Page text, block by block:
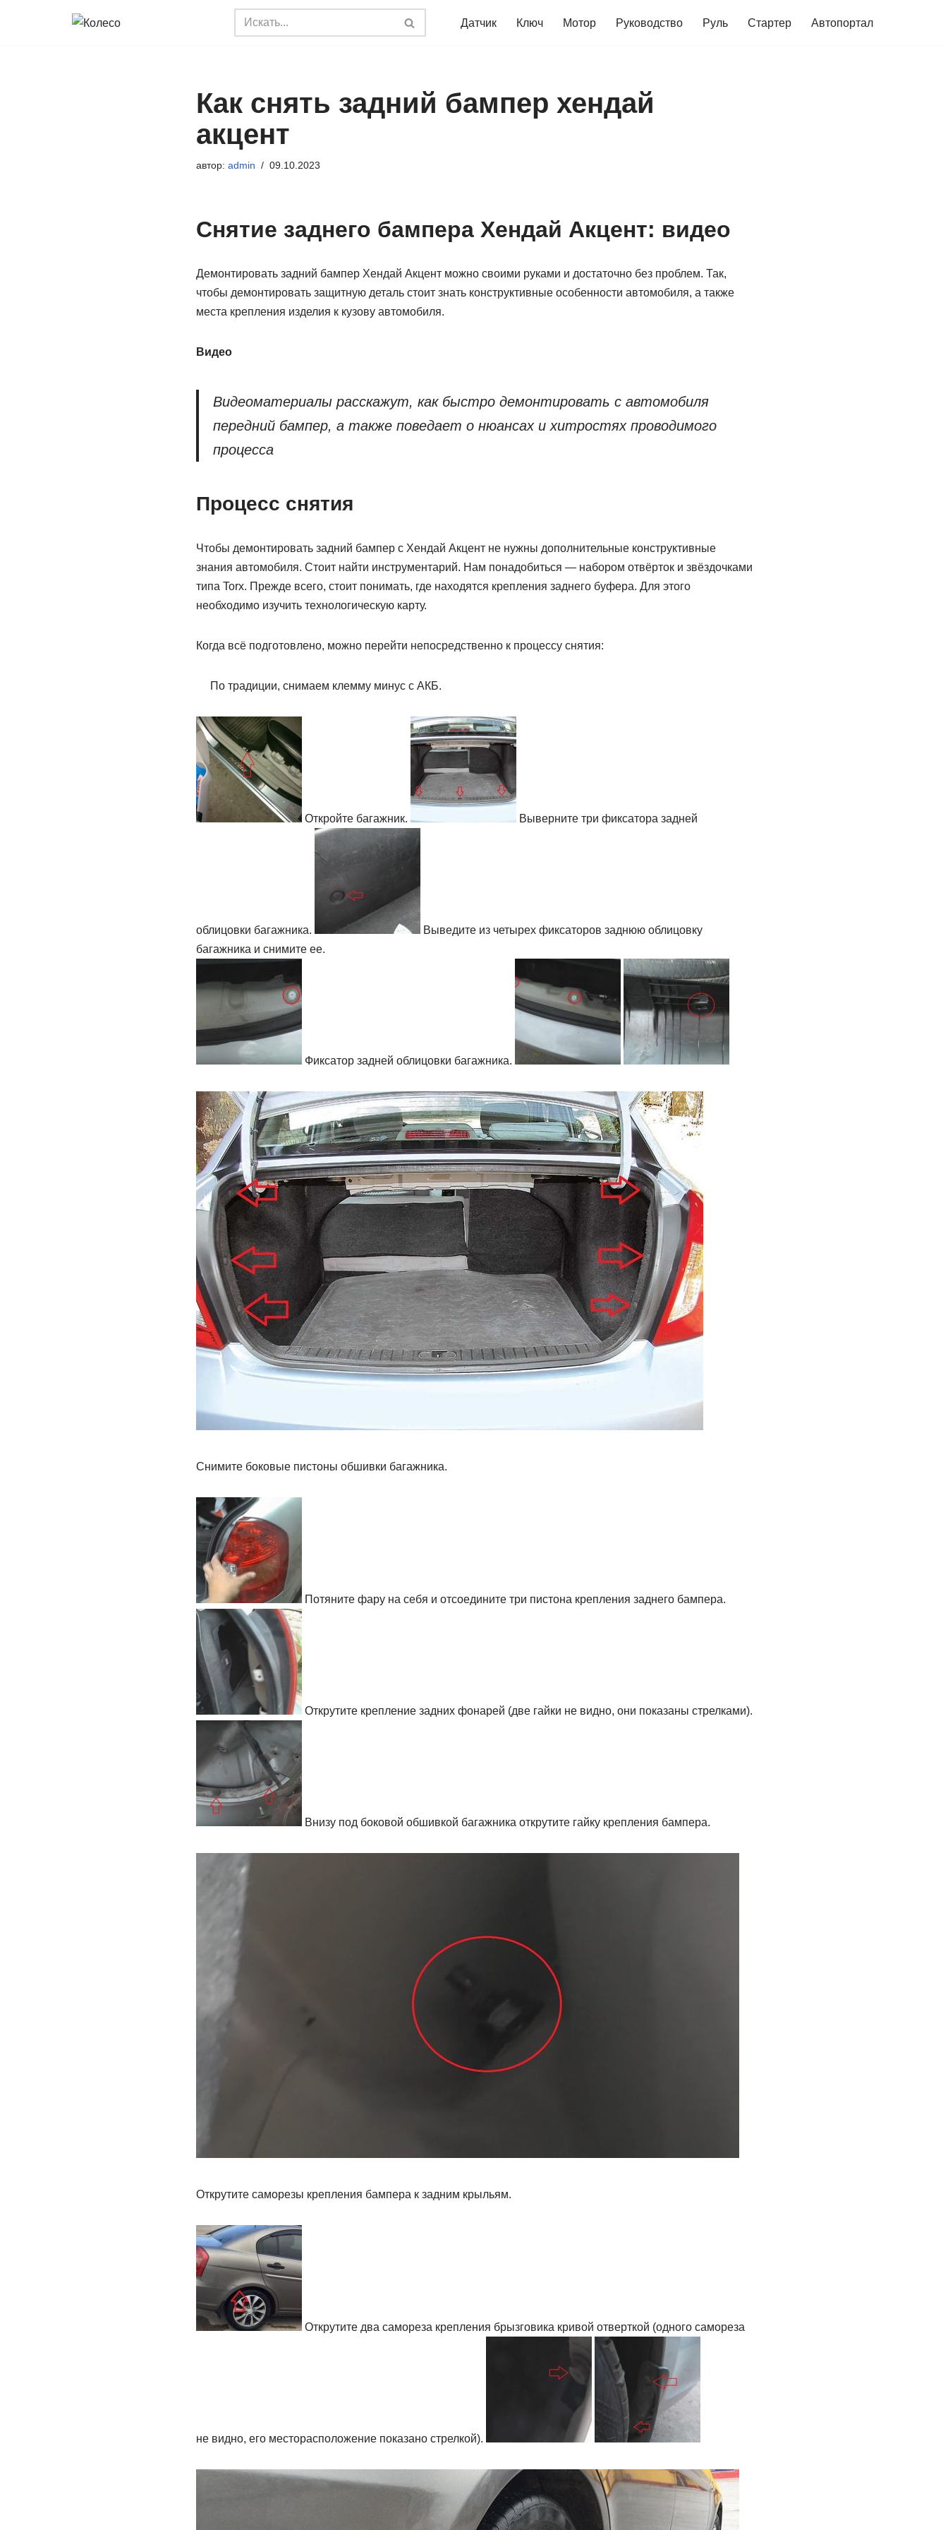
Датчик Ключ Мотор Руководство Руль Стартер Автопортал
Как снять задний бампер хендай
акцент
автор: admin 09.10.2023
Снятие заднего бампера Хендай Акцент: видео
Демонтировать задний бампер Хендай Акцент можно своими руками и достаточно без проблем. Так,
чтобы демонтировать защитную деталь стоит знать конструктивные особенности автомобиля, а также
места крепления изделия к кузову автомобиля.
Видео
Видеоматериалы расскажут, как быстро демонтировать с автомобиля
передний бампер, а также поведает о нюансах и хитростях проводимого
процесса
Процесс снятия
Чтобы демонтировать задний бампер с Хендай Акцент не нужны дополнительные конструктивные
знания автомобиля. Стоит найти инструментарий. Нам понадобиться — набором отвёрток и звёздочками
типа Torx. Прежде всего, стоит понимать, где находятся крепления заднего буфера. Для этого
необходимо изучить технологическую карту.
Когда всё подготовлено, можно перейти непосредственно к процессу снятия:
По традиции, снимаем клемму минус с АКБ.
Откройте багажник. Выверните три фиксатора задней
облицовки багажника.
Выведите из четырех фиксаторов заднюю облицовку
багажника и снимите ее.
Фиксатор задней облицовки багажника.
Снимите боковые пистоны обшивки багажника.
Потяните фару на себя и отсоедините три пистона крепления заднего бампера.
Открутите крепление задних фонарей (две гайки не видно, они показаны стрелками).
Внизу под боковой обшивкой багажника открутите гайку крепления бампера.
Открутите саморезы крепления бампера к задним крыльям.
Открутите два самореза крепления брызговика кривой отверткой (одного самореза
не видно, его месторасположение показано стрелкой).